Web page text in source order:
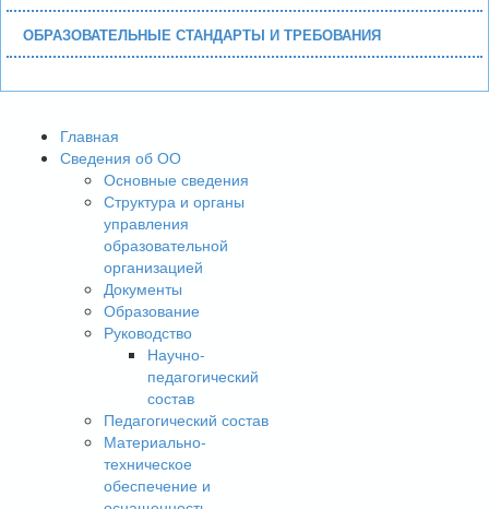
ОБРАЗОВАТЕЛЬНЫЕ СТАНДАРТЫ И ТРЕБОВАНИЯ
Главная
Сведения об ОО
Основные сведения
Структура и органы
управления
образовательной
организацией
Документы
Образование
Руководство
Научно-
педагогический
состав
Педагогический состав
Материально-
техническое
обеспечение и